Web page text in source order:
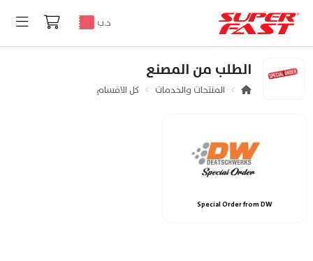
د.ب
الطلب من المصنع
المنتجات والخدمات كل الاقسام
Special Order from DW